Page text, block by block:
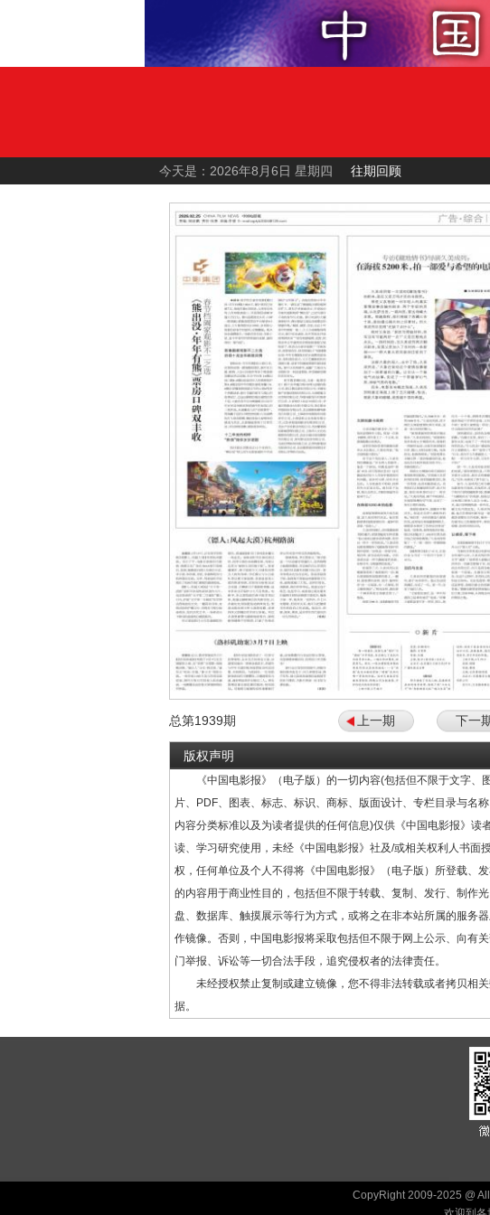
今天是：2026年8月6日 星期四 往期回顾
总第1939期 上一期 下一
版权声明
《中国电影报》（电子版）的一切内容(包括但不限于文字、图
片、PDF、图表、标志、标识、商标、版面设计、专栏目录与名称
内容分类标准以及为读者提供的任何信息)仅供《中国电影报》读
读、学习研究使用，未经《中国电影报》社及/或相关权利人书面
权，任何单位及个人不得将《中国电影报》（电子版）所登载、
的内容用于商业性目的，包括但不限于转载、复制、发行、制作光
盘、数据库、触摸展示等行为方式，或将之在非本站所属的服务
作镜像。否则，中国电影报将采取包括但不限于网上公示、向有
门举报、诉讼等一切合法手段，追究侵权者的法律责任。
未经授权禁止复制或建立镜像，您不得非法转载或者拷贝相
据。
CopyRight 2009-2025 @